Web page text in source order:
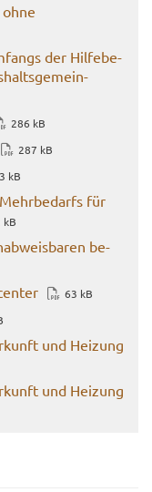
der Hil­fe­be­
286 kB
287 kB
kB
für
kB
be­
63 kB
und Hei­zung
und Hei­zung